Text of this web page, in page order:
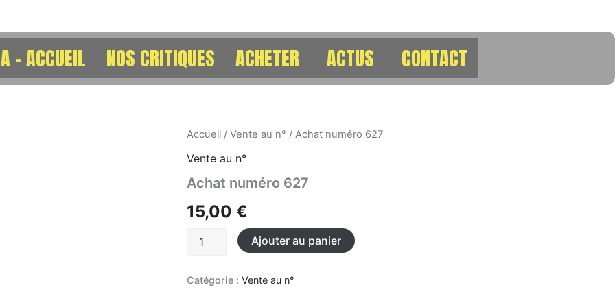
– ACCUEIL NOS CRITIQUES ACHETER ACTUS CONTACT
Accueil / Vente au n° / Achat numéro 627
Vente au n°
Achat numéro 627
15,00 €
quantité
Achat
627
Ajouter au panier
Catégorie : Vente au n°